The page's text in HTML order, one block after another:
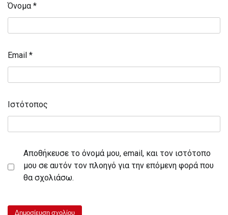
Όνομα *
Email *
Ιστότοπος
Αποθήκευσε το όνομά μου, email, και τον ιστότοπο
μου σε αυτόν τον πλοηγό για την επόμενη φορά που
θα σχολιάσω.